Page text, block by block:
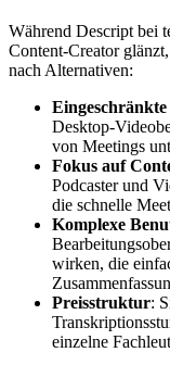
Während Descript bei
Content-Creator
nach Alternativen:
Desktop-
von Meetings
Fokus auf
Podcaster und
die schnelle
Komplexe
wirken, die
Preisstruktur:
einzelne